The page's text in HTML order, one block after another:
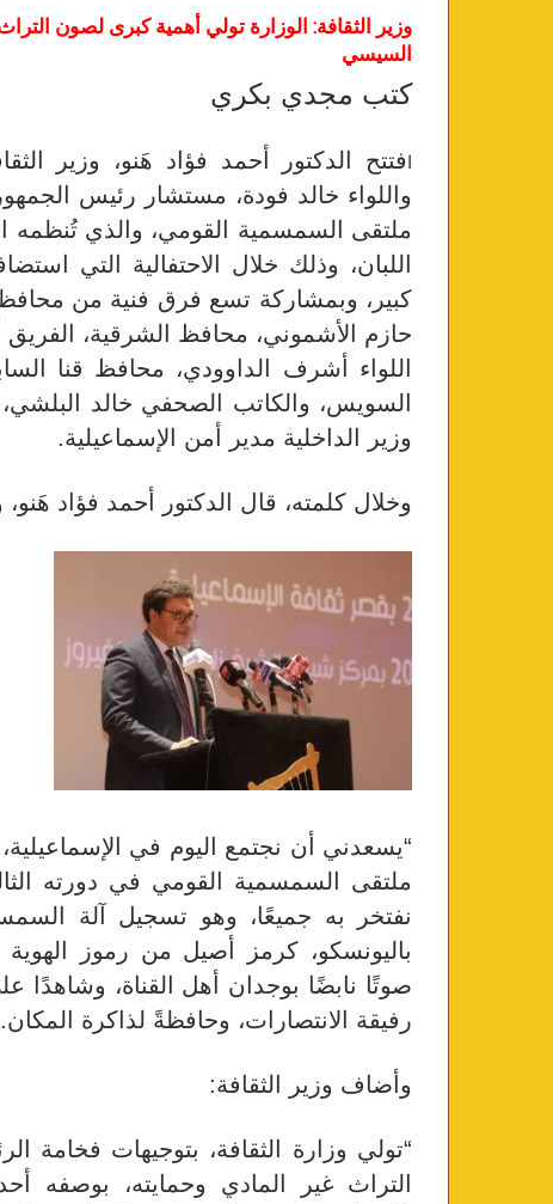
وزير الثقافة: الوزارة تولي أهمية كبرى لصون
السيسي
كتب مجدي بكري
افتتح الدكتور أحمد فؤاد هَنو، وزير
واللواء خالد فودة، مستشار رئيس
ملتقى السمسمية القومي، والذي تُنظمه
اللبان، وذلك خلال الاحتفالية التي
كبير، وبمشاركة تسع فرق فنية من
حازم الأشموني، محافظ الشرقية،
اللواء أشرف الداوودي، محافظ قنا
السويس، والكاتب الصحفي خالد
وزير الداخلية مدير أمن الإسماعيلية.
وخلال كلمته، قال الدكتور أحمد فؤاد هَنو،
“يسعدني أن نجتمع اليوم في
ملتقى السمسمية القومي في دورته
نفتخر به جميعًا، وهو تسجيل آلة
باليونسكو، كرمز أصيل من رموز
صوتًا نابضًا بوجدان أهل القناة، وشاهدًا
رفيقة الانتصارات، وحافظةً لذاكرة المكان
وأضاف وزير الثقافة:
“تولي وزارة الثقافة، بتوجيهات فخامة
التراث غير المادي وحمايته، بوصفه